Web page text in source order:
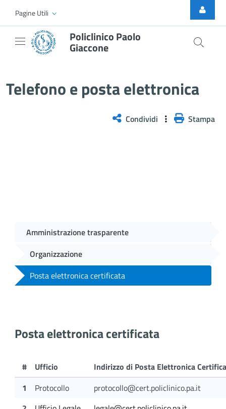
Skip to Main Content
Pagine Utili
Policlinico Paolo
Giaccone
Telefono e posta elettronica
Condividi Stampa
Amministrazione trasparente
Organizzazione
Posta elettronica certificata
Posta elettronica certificata
# Ufficio
Indirizzo di Posta Elettronica
1
Protocollo
protocollo@cert.policlinico.pa.it